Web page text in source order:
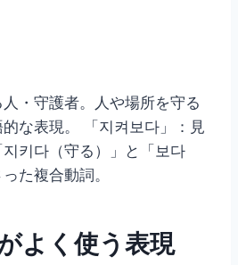
人・守護者。人や場所を守る
な表現。 「지켜보다」：見
키다（守る）」と「보다
た複合動詞。
よく使う表現